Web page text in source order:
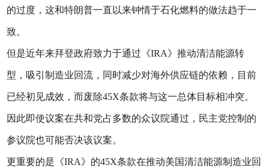
的过度，这和特朗普一直以来钟情于石化燃料的做法趋于一
致。
但是近年来拜登政府致力于通过《IRA》推动清洁能源转
型，吸引制造业回流，同时减少对海外供应链的依赖，目前
已经初见成效，而废除45X条款将与这一总体目标相冲突。
因此即使议案在共和党占多数的众议院通过，民主党控制的
参议院也可能否决该议案。
更重要的是《IRA》的45X条款在推动美国清洁能源制造业回